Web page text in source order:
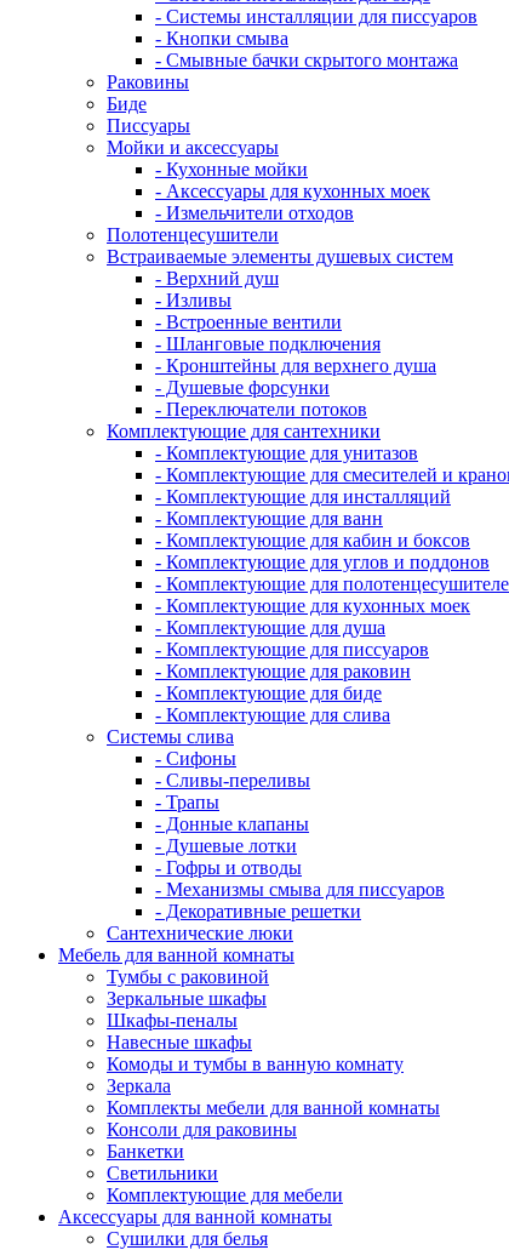
- Системы инсталляции для писсуаров
- Кнопки смыва
- Смывные бачки скрытого монтажа
Раковины
Биде
Писсуары
Мойки и аксессуары
- Кухонные мойки
- Аксессуары для кухонных моек
- Измельчители отходов
Полотенцесушители
Встраиваемые элементы душевых систем
- Верхний душ
- Изливы
- Встроенные вентили
- Шланговые подключения
- Кронштейны для верхнего душа
- Душевые форсунки
- Переключатели потоков
Комплектующие для сантехники
- Комплектующие для унитазов
- Комплектующие для смесителей и
- Комплектующие для инсталляций
- Комплектующие для ванн
- Комплектующие для кабин и боксов
- Комплектующие для углов и поддонов
- Комплектующие для
- Комплектующие для кухонных моек
- Комплектующие для душа
- Комплектующие для писсуаров
- Комплектующие для раковин
- Комплектующие для биде
- Комплектующие для слива
Системы слива
- Сифоны
- Сливы-переливы
- Трапы
- Донные клапаны
- Душевые лотки
- Гофры и отводы
- Механизмы смыва для писсуаров
- Декоративные решетки
Сантехнические люки
Мебель для ванной комнаты
Тумбы с раковиной
Зеркальные шкафы
Шкафы-пеналы
Навесные шкафы
Комоды и тумбы в ванную комнату
Зеркала
Комплекты мебели для ванной комнаты
Консоли для раковины
Банкетки
Светильники
Комплектующие для мебели
Аксессуары для ванной комнаты
Сушилки для белья